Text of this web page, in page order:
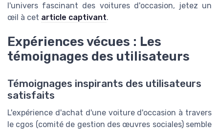
l'univers fascinant des voitures d'occasion, jetez un
œil à cet article captivant.
Expériences vécues : Les
témoignages des utilisateurs
Témoignages inspirants des utilisateurs
satisfaits
L'expérience d'achat d'une voiture d'occasion à travers
le cgos (comité de gestion des œuvres sociales) semble